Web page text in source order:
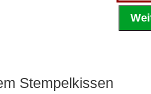
Stempelkissen